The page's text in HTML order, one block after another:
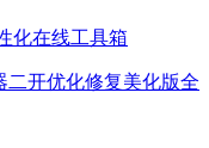
化在线工具箱
二开优化修复美化版全